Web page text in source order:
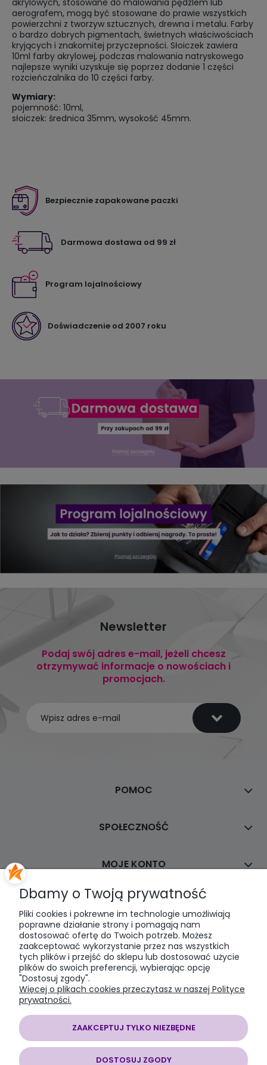
aerografem, mogą być stosowane do prawie wszystkich
powierzchni z tworzyw sztucznych, drewna i metalu. Farby
o bardzo dobrych pigmentach, świetnych właściwościach
kryjących i znakomitej przyczepności. Słoiczek zawiera
10ml farby akrylowej, podczas malowania natryskowego
najlepsze wyniki uzyskuje się poprzez dodanie 1 części
rozcieńczalnika do 10 części farby.
Wymiary:
pojemność: 10ml,
słoiczek: średnica 35mm, wysokość 45mm.
Bezpiecznie zapakowane paczki
Darmowa dostawa od 99 zł
Program lojalnościowy
Doświadczenie od 2007 roku
Newsletter
Podaj swój adres e-mail, jeżeli chcesz
otrzymywać informacje o nowościach i
promocjach.
POMOC
SPOŁECZNOŚĆ
MOJE KONTO
PŁATNOŚCI I DOSTAWA
INFORMACJE
O NAS
SOMAP sklep modelarski| al. Jana Pawła II 28, 43-100 Tychy, woj.
śląskie | E-mail:
| NIP:
6462056771 REGON: 240730965
Dbamy o Twoją prywatność
Pliki cookies i pokrewne im technologie umożliwiają
poprawne działanie strony i pomagają nam
dostosować ofertę do Twoich potrzeb. Możesz
zaakceptować wykorzystanie przez nas wszystkich
tych plików i przejść do sklepu lub dostosować użycie
plików do swoich preferencji, wybierając opcję
"Dostosuj zgody".
Więcej o plikach cookies przeczytasz w naszej Polityce
prywatności.
ZAAKCEPTUJ TYLKO NIEZBĘDNE
DOSTOSUJ ZGODY